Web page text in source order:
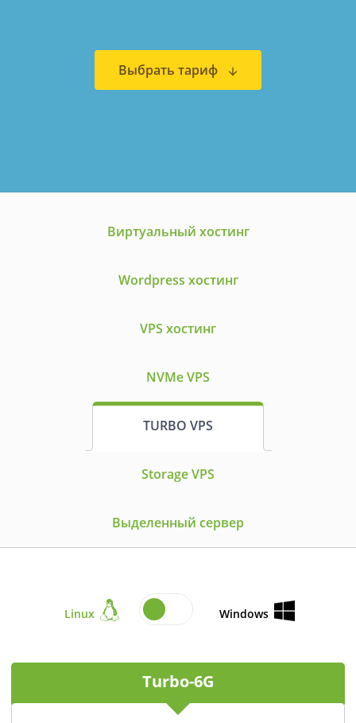
Выбрать тариф
Виртуальный хостинг
Wordpress хостинг
VPS хостинг
NVMe VPS
TURBO VPS
Storage VPS
Выделенный сервер
Linux Windows
Turbo-6G